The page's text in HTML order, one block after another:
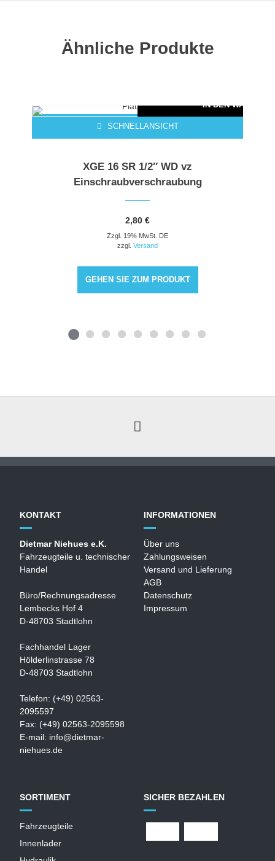
Ähnliche Produkte
IN DEN
SCHNELLANSICHT
XGE 16 SR 1/2″ WD vz
Einschraubverschraubung
2,80€
Zzgl. 19% MwSt. DE
zzgl.Versand
GEHEN SIE ZUM PRODUKT
KONTAKT
Dietmar Niehues e.K.
Fahrzeugteile u. technischer
Handel
Büro/Rechnungsadresse
Lembecks Hof 4
D-48703 Stadtlohn
Fachhandel Lager
Hölderlinstrasse 78
D-48703 Stadtlohn
Telefon: (+49) 02563-
2095597
Fax: (+49) 02563-2095598
E-mail: info@dietmar-
niehues.de
INFORMATIONEN
Über uns
Zahlungsweisen
Versand und Lieferung
AGB
Datenschutz
Impressum
SORTIMENT
Fahrzeugteile
Innenlader
SICHER BEZAHLEN